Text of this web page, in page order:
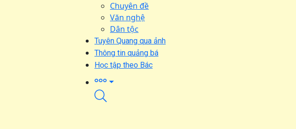
Chuyên đề
Văn nghệ
Dân tộc
Tuyên Quang qua ảnh
Thông tin quảng bá
Học tập theo Bác